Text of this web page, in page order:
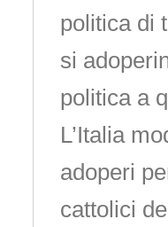
politica di
si
politica a
L’Italia
adoperi
cattolici